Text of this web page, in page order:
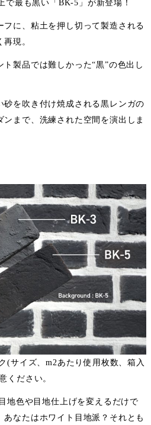
最も黒い「BK-5」が新登場！
フに、粘土を押し切って製造される
現。
製品では難しかった“黒”の色出し
砂を吹き付け焼成される黒レンガの
まで、洗練された空間を演出しま
サイズ、m2あたり使用枚数、箱入
ください。
地色や目地仕上げを変えるだけで
なたはホワイト目地派？それとも